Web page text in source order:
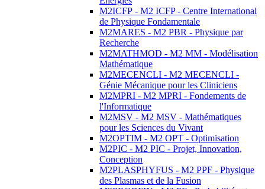
M2ICFP - M2 ICFP - Centre International
de Physique Fondamentale
M2MARES - M2 PBR - Physique par
Recherche
M2MATHMOD - M2 MM - Modélisation
Mathématique
M2MECENCLI - M2 MECENCLI -
Génie Mécanique pour les Cliniciens
M2MPRI - M2 MPRI - Fondements de
l'Informatique
M2MSV - M2 MSV - Mathématiques
pour les Sciences du Vivant
M2OPTIM - M2 OPT - Optimisation
M2PIC - M2 PIC - Projet, Innovation,
Conception
M2PLASPHYFUS - M2 PPF - Physique
des Plasmas et de la Fusion